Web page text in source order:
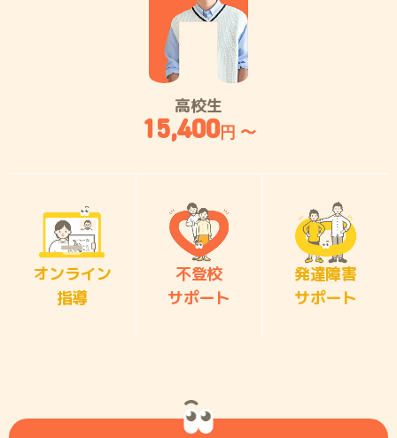
高校生
15,400円 〜
オンライン
指導
不登校
サポート
発達障害
サポート